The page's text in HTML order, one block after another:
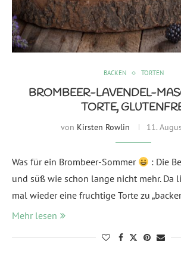
BACKEN TORTEN
BROMBEER-LAVENDEL-
TORTE,
von Kirsten Rowlin 11.
Was für ein Brombeer-Sommer
: Die
und süß wie schon lange nicht mehr. Da
mal wieder eine fruchtige Torte zu
Mehr lesen